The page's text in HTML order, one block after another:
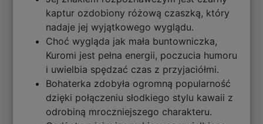
kaptur ozdobiony różową czaszką, który
nadaje jej wyjątkowego wyglądu.
Choć wygląda jak mała buntowniczka,
Kuromi jest pełna energii, poczucia humoru
i uwielbia spędzać czas z przyjaciółmi.
Bohaterka zdobyła ogromną popularność
dzięki połączeniu słodkiego stylu kawaii z
odrobiną mroczniejszego charakteru.